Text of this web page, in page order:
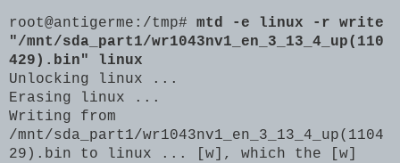
root@antigerme:/tmp# mtd -e linux -r write
"/mnt/sda_part1/wr1043nv1_en_3_13_4_up(110
429).bin" linux
Unlocking linux ...
Erasing linux ...
Writing from
/mnt/sda_part1/wr1043nv1_en_3_13_4_up(1104
29).bin to linux ... [w], which the [w]